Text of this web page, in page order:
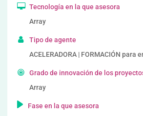
Tecnología en la que asesora
Array
Tipo de agente
ACELERADORA | FORMACIÓN para
Grado de innovación de los
Array
Fase en la que asesora